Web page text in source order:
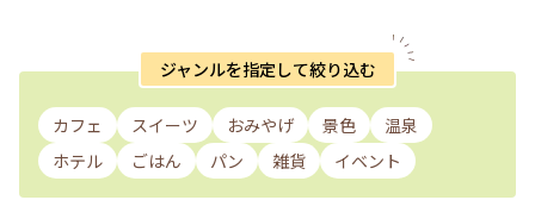
ジャンルを指定して絞り込む
カフェ スイーツ おみやげ 景色
温泉
ホテル
ごはん パン 雑貨 イベント